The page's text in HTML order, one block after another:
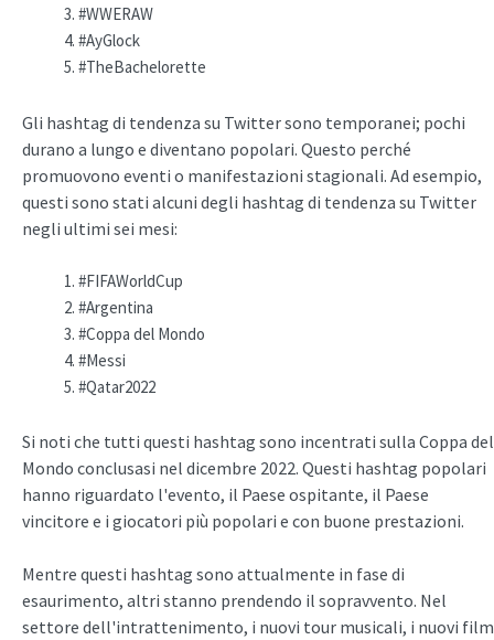
#WWERAW
#AyGlock
#TheBachelorette
Gli hashtag di tendenza su Twitter sono temporanei; pochi
durano a lungo e diventano popolari. Questo perché
promuovono eventi o manifestazioni stagionali. Ad esempio,
questi sono stati alcuni degli hashtag di tendenza su Twitter
negli ultimi sei mesi:
#FIFAWorldCup
#Argentina
#Coppa del Mondo
#Messi
#Qatar2022
Si noti che tutti questi hashtag sono incentrati sulla Coppa del
Mondo conclusasi nel dicembre 2022. Questi hashtag popolari
hanno riguardato l'evento, il Paese ospitante, il Paese
vincitore e i giocatori più popolari e con buone prestazioni.
Mentre questi hashtag sono attualmente in fase di
esaurimento, altri stanno prendendo il sopravvento. Nel
settore dell'intrattenimento, i nuovi tour musicali, i nuovi film